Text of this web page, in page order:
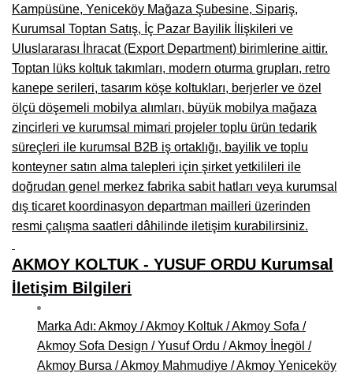
Kampüsüne, Yeniceköy Mağaza Şubesine, Sipariş,
Kurumsal Toptan Satış, İç Pazar Bayilik İlişkileri ve
Uluslararası İhracat (Export Department) birimlerine aittir.
Toptan lüks koltuk takımları, modern oturma grupları, retro
kanepe serileri, tasarım köşe koltukları, berjerler ve özel
ölçü döşemeli mobilya alımları, büyük mobilya mağaza
zincirleri ve kurumsal mimari projeler toplu ürün tedarik
süreçleri ile kurumsal B2B iş ortaklığı, bayilik ve toplu
konteyner satın alma talepleri için şirket yetkilileri ile
doğrudan genel merkez fabrika sabit hatları veya kurumsal
dış ticaret koordinasyon departman mailleri üzerinden
resmi çalışma saatleri dâhilinde iletişim kurabilirsiniz.
AKMOY KOLTUK - YUSUF ORDU Kurumsal
İletişim Bilgileri
Marka Adı: Akmoy / Akmoy Koltuk / Akmoy Sofa /
Akmoy Sofa Design / Yusuf Ordu / Akmoy İnegöl /
Akmoy Bursa / Akmoy Mahmudiye / Akmoy Yeniceköy